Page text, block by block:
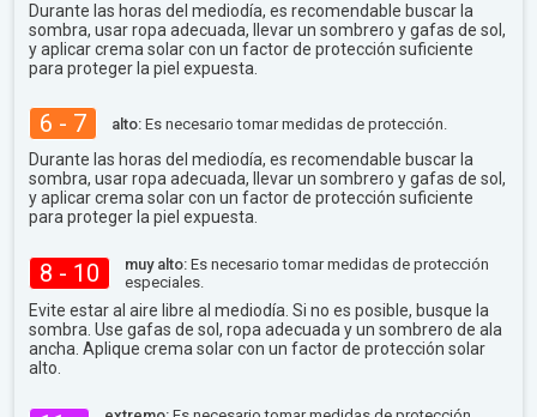
Durante las horas del mediodía, es recomendable buscar la
sombra, usar ropa adecuada, llevar un sombrero y gafas de sol,
y aplicar crema solar con un factor de protección suficiente
para proteger la piel expuesta.
6 - 7 alto: Es necesario tomar medidas de protección.
Durante las horas del mediodía, es recomendable buscar la
sombra, usar ropa adecuada, llevar un sombrero y gafas de sol,
y aplicar crema solar con un factor de protección suficiente
para proteger la piel expuesta.
8 - 10 muy alto: Es necesario tomar medidas de protección
especiales.
Evite estar al aire libre al mediodía. Si no es posible, busque la
sombra. Use gafas de sol, ropa adecuada y un sombrero de ala
ancha. Aplique crema solar con un factor de protección solar
alto.